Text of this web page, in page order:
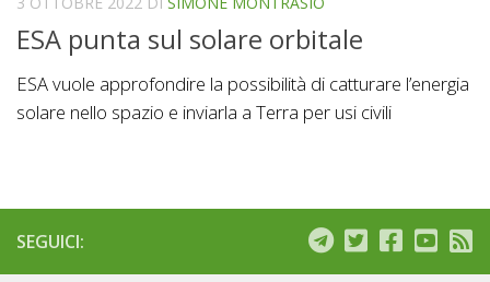
ESA punta sul solare orbitale
ESA vuole approfondire la possibilità di catturare l’energia
solare nello spazio e inviarla a Terra per usi civili
SEGUICI: